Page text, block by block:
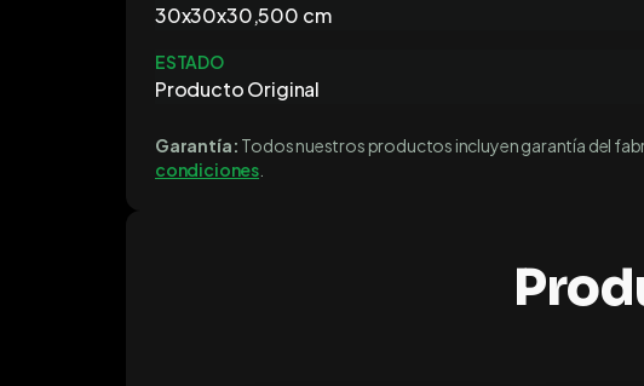
30x30x30,500 cm
ESTADO
Producto Original
Garantía: Todos nuestros productos incluyen garantía del
condiciones